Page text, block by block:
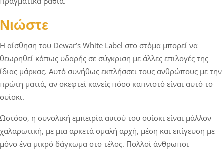
Νιώστε
Η αίσθηση του Dewar’s White Label στο στόμα μπορεί να
θεωρηθεί κάπως υδαρής σε σύγκριση με άλλες επιλογές της
ίδιας μάρκας. Αυτό συνήθως εκπλήσσει τους ανθρώπους με την
πρώτη ματιά, αν σκεφτεί κανείς πόσο καπνιστό είναι αυτό το
ουίσκι.
Ωστόσο, η συνολική εμπειρία αυτού του ουίσκι είναι μάλλον
χαλαρωτική, με μια αρκετά ομαλή αρχή, μέση και επίγευση με
μόνο ένα μικρό δάγκωμα στο τέλος. Πολλοί άνθρωποι